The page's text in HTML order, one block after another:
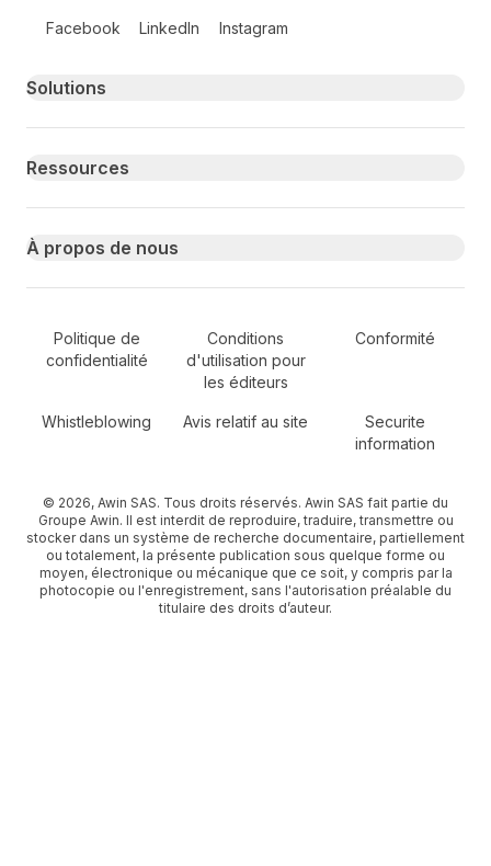
Facebook LinkedIn Instagram
Primary footer navigation
Solutions
Ressources
À propos de nous
Secondary Footer Navigation
Politique de
confidentialité
Conditions
d'utilisation pour
les éditeurs
Conformité
Whistleblowing Avis relatif au site
Securite
information
© 2026, Awin SAS. Tous droits réservés. Awin SAS fait partie du
Groupe Awin. Il est interdit de reproduire, traduire, transmettre ou
stocker dans un système de recherche documentaire, partiellement
ou totalement, la présente publication sous quelque forme ou
moyen, électronique ou mécanique que ce soit, y compris par la
photocopie ou l'enregistrement, sans l'autorisation préalable du
titulaire des droits d’auteur.